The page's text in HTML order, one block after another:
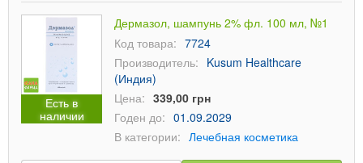
Есть в
наличии
Дермазол, шампунь 2% фл. 100 мл, №1
Код товара: 7724
Производитель: Kusum Healthcare
(Индия)
Цена: 339,00 грн
Годен до: 01.09.2029
В категории: Лечебная косметика